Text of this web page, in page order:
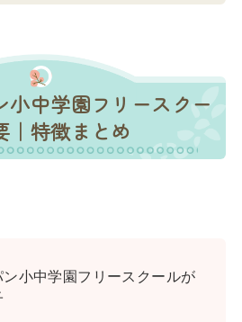
小中学園フリースクー
｜特徴まとめ
小中学園フリースクールが